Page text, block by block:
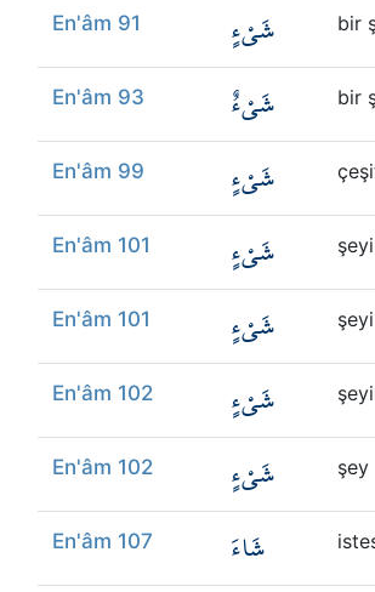
En'âm 91 شَيْءٍ bir
En'âm 93 شَيْءٌ bir
En'âm 99 شَيْءٍ
En'âm 101 شَيْءٍ şeyi
En'âm 101 شَيْءٍ şeyi
En'âm 102 شَيْءٍ
En'âm 102 شَيْءٍ şey
En'âm 107 شَاءَ